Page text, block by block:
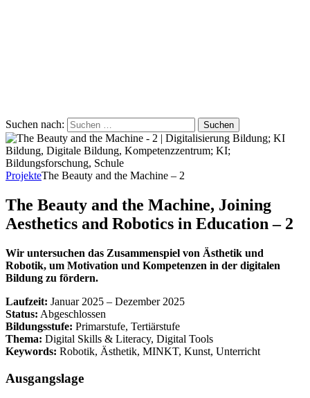
Suchen nach:
ProjekteThe Beauty and the Machine – 2
The Beauty and the Machine, Joining
Aesthetics and Robotics in Education – 2
Wir untersuchen das Zusammenspiel von Ästhetik und
Robotik, um Motivation und Kompetenzen in der digitalen
Bildung zu fördern.
Laufzeit: Januar 2025 – Dezember 2025
Status: Abgeschlossen
Bildungsstufe: Primarstufe, Tertiärstufe
Thema: Digital Skills & Literacy, Digital Tools
Keywords: Robotik, Ästhetik, MINKT, Kunst, Unterricht
Ausgangslage